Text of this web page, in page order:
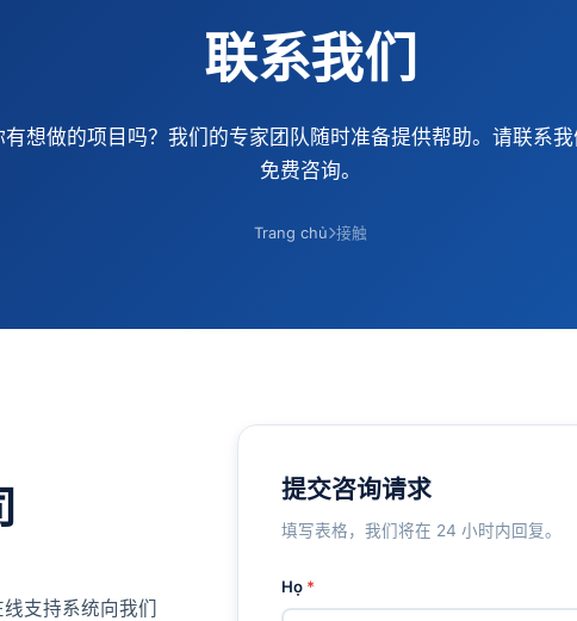
联系我们
有想做的项目吗？我们的专家团队随时准备提供帮助。请联系
免费咨询。
Trang chủ 接触
支持系统向我们
提交咨询请求
填写表格，我们将在 24 小时内回复。
Họ *